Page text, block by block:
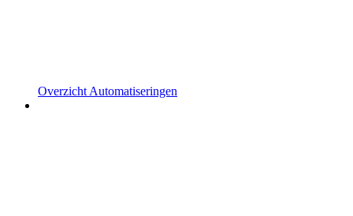
Overzicht Automatiseringen